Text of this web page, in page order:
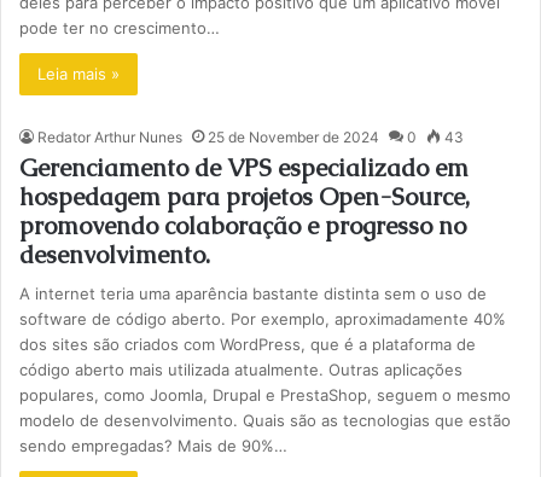
pode ter no crescimento…
Leia mais »
Redator Arthur Nunes 25 de November de 2024 0 43
Gerenciamento de VPS especializado em
hospedagem para projetos Open-Source,
promovendo colaboração e progresso no
desenvolvimento.
A internet teria uma aparência bastante distinta sem o uso de
software de código aberto. Por exemplo, aproximadamente 40%
dos sites são criados com WordPress, que é a plataforma de
código aberto mais utilizada atualmente. Outras aplicações
populares, como Joomla, Drupal e PrestaShop, seguem o mesmo
modelo de desenvolvimento. Quais são as tecnologias que estão
sendo empregadas? Mais de 90%…